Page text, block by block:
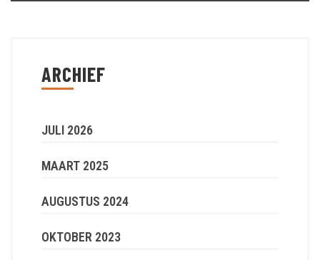
ARCHIEF
JULI 2026
MAART 2025
AUGUSTUS 2024
OKTOBER 2023